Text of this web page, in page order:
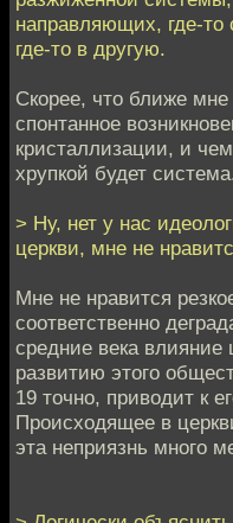
направляющих, где-то
где-то в другую.
Скорее, что ближе
спонтанное
кристаллизации, и
хрупкой будет
> Ну, нет у нас
церкви, мне не
Мне не нравится
соответственно
средние века влияние
развитию этого
19 точно, приводит к
Происходящее в
эта неприязнь много